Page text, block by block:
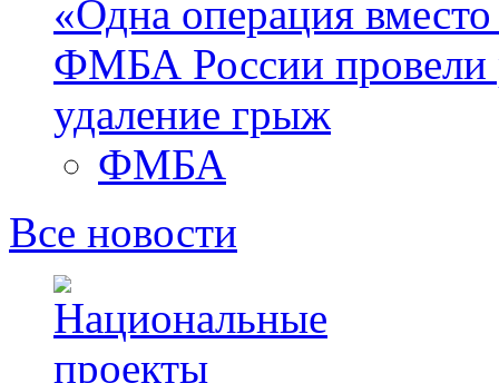
«Одна операция
ФМБА России провели
удаление грыж
ФМБА
Все новости